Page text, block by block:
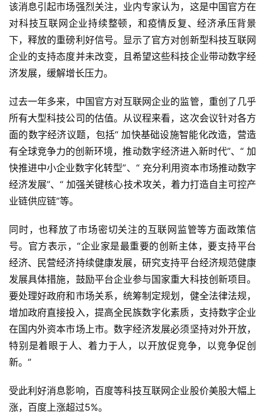
首
该消息引起市场强烈关注，业内专家认为，这是中国官方在
对科技互联网企业持续整顿，和疫情反复、经济承压背景
下，释放的重磅利好信号。显示了官方对创新型科技互联网
企业的支持态度并未改变，且希望这些科技企业带动数字经
济发展，缓解增长压力。
过去一年多来，中国官方对互联网企业的监管，重创了几乎
所有大型科技公司的估值。从议程来看，这次会议针对各方
面的数字经济议题，包括“ 加快基础设施智能化改造，营造
有全球竞争力的创新环境，推动数字经济进入新时代”、“ 加
快推进中小企业数字化转型”、“ 充分利用资本市场推动数字
经济发展”、“ 加强关键核心技术攻关，着力打造自主可控产
业链供应链”等。
同时，也释放了市场密切关注的互联网监管等方面政策信
号。官方表示，“企业家是最重要的创新主体，要支持平台
经济、民营经济持续健康发展，研究支持平台经济规范健康
发展具体措施，鼓励平台企业参与国家重大科技创新项目。
要处理好政府和市场关系，统筹制定规划，健全法律法规，
增加政府直接投入，提高全民族数字化素质，支持数字企业
在国内外资本市场上市。数字经济发展必须坚持对外开放，
特别是着眼于人、着力于人，以开放促竞争，以竞争促创
新。”
受此利好消息影响，百度等科技互联网企业股价美股大幅上
涨，百度上涨超过5%。